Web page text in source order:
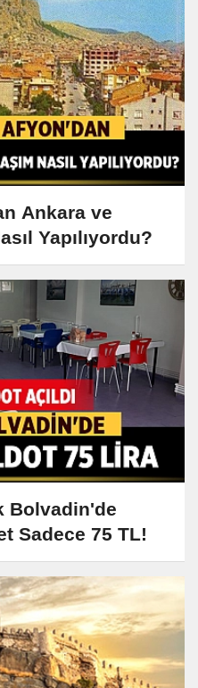
Ankara ve
Yapılıyordu?
Bolvadin'de
Sadece 75 TL!